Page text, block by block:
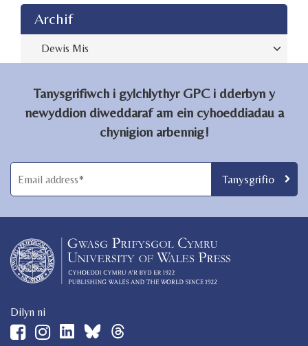
Tanysgrifiwch i gylchlythyr GPC i dderbyn y
newyddion diweddaraf am ein cyhoeddiadau a
chynigion arbennig!
Dilyn ni